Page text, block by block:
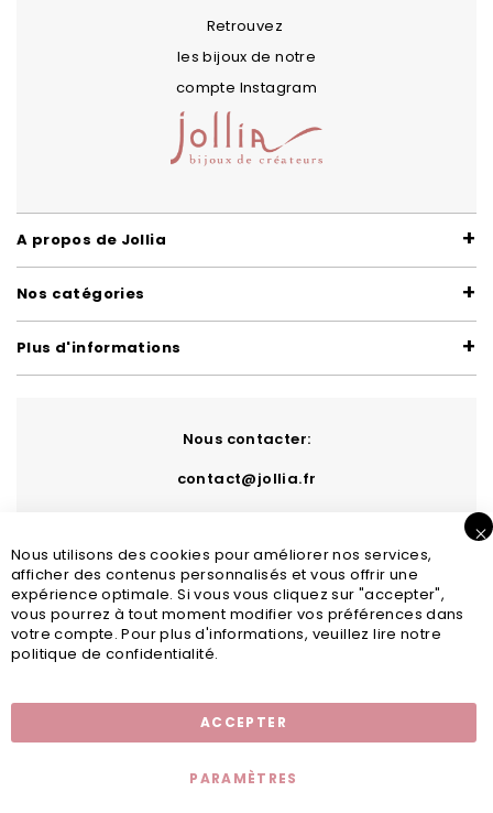
Retrouvez
les bijoux de notre
compte Instagram
A propos de Jollia
Nos catégories
Plus d'informations
Nous contacter:
contact@jollia.fr
Nous utilisons des cookies pour améliorer nos services,
afficher des contenus personnalisés et vous offrir une
expérience optimale. Si vous vous cliquez sur "accepter",
vous pourrez à tout moment modifier vos préférences dans
votre compte. Pour plus d'informations, veuillez lire notre
politique de confidentialité.
ACCEPTER
PARAMÈTRES